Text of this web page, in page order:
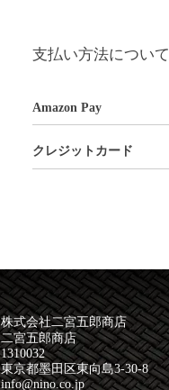
支払い方法について
Amazon Pay
クレジットカード
株式会社二宮五郎商店
二宮五郎商店
1310032
東京都墨田区東向島3-30-8
info@nino.co.jp